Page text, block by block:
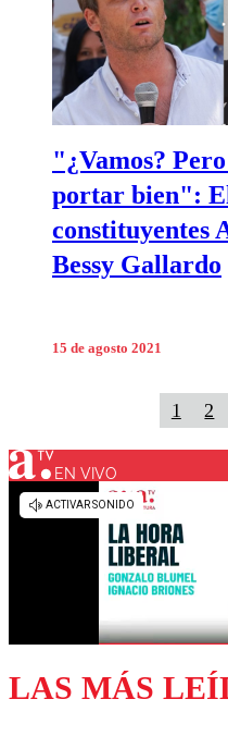
"¿Vamos?
portar bien":
constituyentes
Bessy Gallardo
15 de agosto 2021
1 2
EN VIVO
LAS MÁS